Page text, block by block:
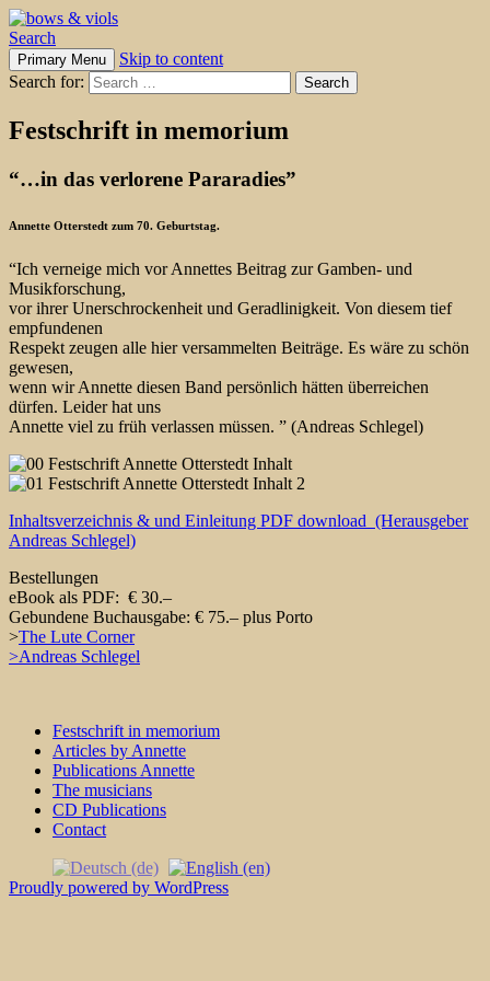
bows & viols
Search
Primary Menu
Skip to content
Search for:
Festschrift in memorium
“…in das verlorene Pararadies”
Annette Otterstedt zum 70. Geburtstag.
“Ich verneige mich vor Annettes Beitrag zur Gamben- und
Musikforschung,
vor ihrer Unerschrockenheit und Geradlinigkeit. Von diesem tief
empfundenen
Respekt zeugen alle hier versammelten Beiträge. Es wäre zu schön
gewesen,
wenn wir Annette diesen Band persönlich hätten überreichen
dürfen. Leider hat uns
Annette viel zu früh verlassen müssen. ” (Andreas Schlegel)
Inhaltsverzeichnis & und Einleitung PDF download (Herausgeber
Andreas Schlegel)
Bestellungen
eBook als PDF: € 30.–
Gebundene Buchausgabe: € 75.– plus Porto
>The Lute Corner
>Andreas Schlegel
Festschrift in memorium
Articles by Annette
Publications Annette
The musicians
CD Publications
Contact
Proudly powered by WordPress